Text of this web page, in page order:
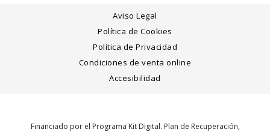
Aviso Legal
Política de Cookies
Política de Privacidad
Condiciones de venta online
Accesibilidad
Financiado por el Programa Kit Digital. Plan de Recuperación,